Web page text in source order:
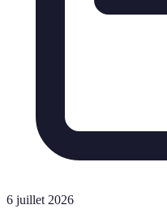
6 juillet 2026